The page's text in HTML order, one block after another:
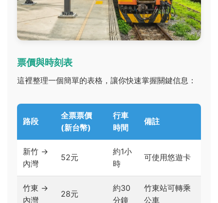
票價與時刻表
這裡整理一個簡單的表格，讓你快速掌握關鍵信息：
路段
全票票價
(新台幣)
行車
時間
備註
新竹 →
內灣
52元
約1小
時
可使用悠遊卡
竹東 →
內灣
28元
約30
分鐘
竹東站可轉乘
公車